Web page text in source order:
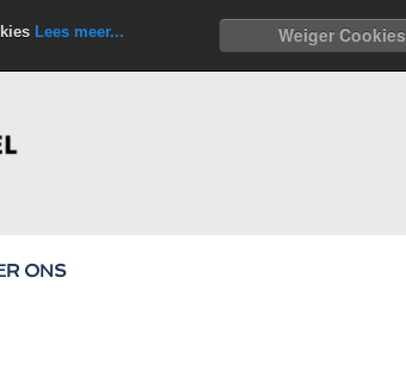
Lees meer... Weiger Cookies
ONS